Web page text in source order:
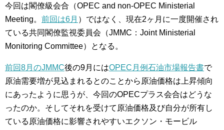
今回は閣僚級会合（OPEC and non-OPEC Ministerial
Meeting。 前回は6月 ）ではなく、現在2ヶ月に一度開催され
ている共同閣僚監視委員会（JMMC：Joint Ministerial
Monitoring Committee）となる。
前回8月のJMMC後の9月にはOPEC月例石油市場報告書で
原油需要増が見込まれるとのことから原油価格は上昇傾向
にあったように思うが、今回のOPECプラス会合はどうな
ったのか。そしてそれを受けて原油価格及び自分が所有し
ている原油価格に影響されやすいエクソン・モービル